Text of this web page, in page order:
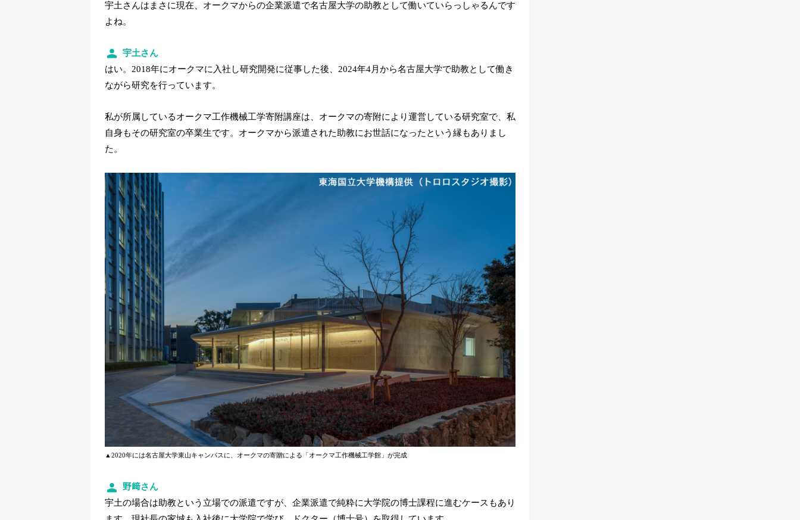
宇土さんはまさに現在、 オークマからの企業派遣で名古屋大学の助教として働いていらっしゃるんです
よね。
宇土さん
はい。2018年にオークマに入社し研究開発に従事した後、2024年4月から名古屋大学で助教として働き
ながら研究を行っています。
私が所属しているオークマ工作機械工学寄附講座は、オークマの寄附により運営している研究室で、私
自身もその研究室の卒業生です。オークマから派遣された助教にお世話になったという縁もありまし
た。
▲2020年には名古屋大学東山キャンパスに、 オークマの寄贈による「オークマ工作機械工学館」 が完成
野﨑さん
宇土の場合は助教という立場での派遣ですが、企業派遣で純粋に大学院の博士課程に進むケースもあり